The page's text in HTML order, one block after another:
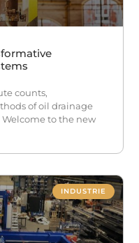
counts,
of oil drainage
to the new
INDUSTRIE